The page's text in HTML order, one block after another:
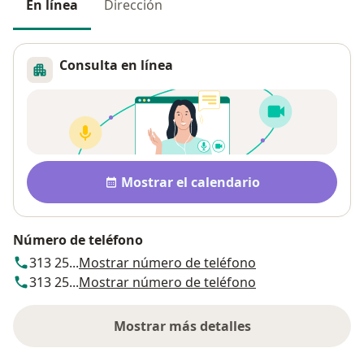
En línea Dirección
Consulta en línea
Disponibilidad
Mostrar el calendario
Número de teléfono
313 25...Mostrar número de teléfono
313 25...Mostrar número de teléfono
Mostrar más detalles
sobre la dirección